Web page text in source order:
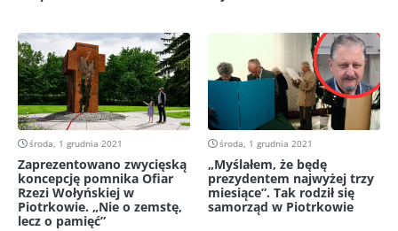
środa, 1 grudnia 2021
Zaprezentowano zwycięską
koncepcję pomnika Ofiar
Rzezi Wołyńskiej w
Piotrkowie. „Nie o zemstę,
lecz o pamięć”
środa, 1 grudnia 2021
„Myślałem, że będę
prezydentem najwyżej trzy
miesiące”. Tak rodził się
samorząd w Piotrkowie